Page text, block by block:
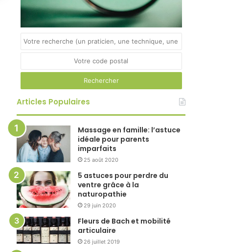
Articles Populaires
Massage en famille: l’astuce
idéale pour parents
imparfaits
25 août 2020
5 astuces pour perdre du
ventre grâce à la
naturopathie
29 juin 2020
Fleurs de Bach et mobilité
articulaire
26 juillet 2019